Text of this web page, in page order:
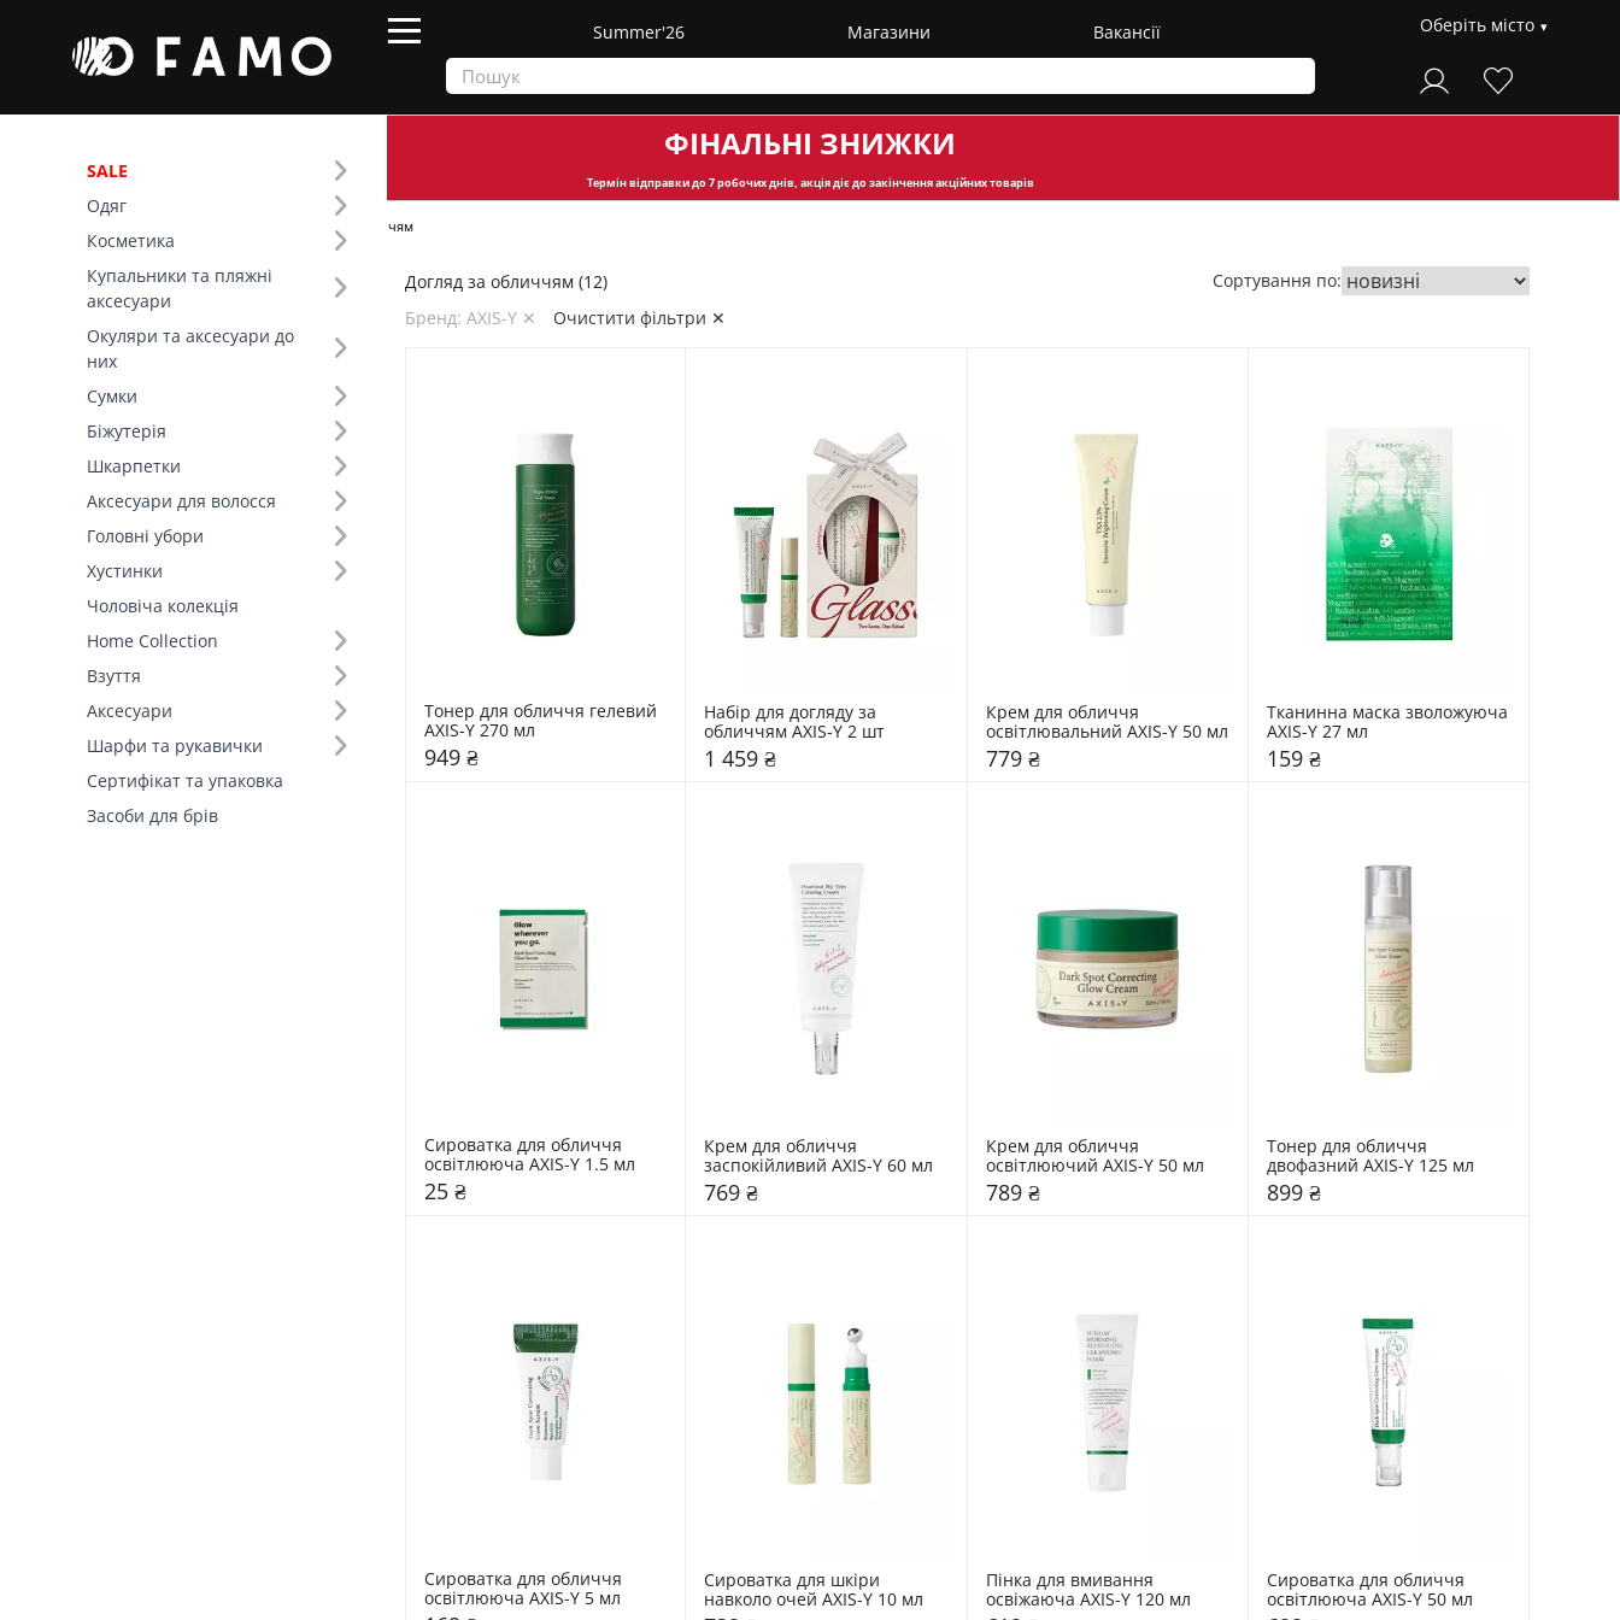
Summer'26 Магазини Вакансії Оберіть місто
SALE
Одяг
Косметика
Купальники та пляжні
аксесуари
Окуляри та аксесуари до
них
Сумки
Біжутерія
Шкарпетки
Аксесуари для волосся
Головні убори
Хустинки
Чоловіча колекція
Home Collection
Взуття
Аксесуари
Шарфи та рукавички
Сертифікат та упаковка
Засоби для брів
ФІНАЛЬНІ ЗНИЖКИ
Термін відправкидо 7 робочих днів, акція діє до закінчення акційних товарів
Догляд за обличчям
Фільтр
Ціна
Бренд (42)
Вид товару (7)
Догляд за обличчям (12)
Бренд: AXIS-Y ✕
Очистити фільтри ✕
Сортування по:
Тонер для обличчя гелевий
AXIS-Y 270 мл
949 ₴
Набір для догляду за
обличчям AXIS-Y 2 шт
1 459 ₴
Крем для обличчя
освітлювальний AXIS-Y 50 мл
779 ₴
Тканинна маска зволожуюча
AXIS-Y 27 мл
159 ₴
Сироватка для обличчя
освітлююча AXIS-Y 1.5 мл
25 ₴
Крем для обличчя
заспокійливий AXIS-Y 60 мл
769 ₴
Крем для обличчя
освітлюючий AXIS-Y 50 мл
789 ₴
Тонер для обличчя
двофазний AXIS-Y 125 мл
899 ₴
Сироватка для обличчя
освітлююча AXIS-Y 5 мл
Сироватка для шкіри
навколо очей AXIS-Y 10 мл
Пінка для вмивання
освіжаюча AXIS-Y 120 мл
Сироватка для обличчя
освітлююча AXIS-Y 50 мл